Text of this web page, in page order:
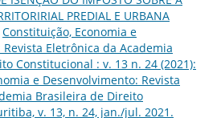
PREDIAL E URBANA
Constituição, Economia e
Eletrônica da Academia
Constitucional : v. 13 n. 24 (2021):
e Desenvolvimento: Revista
Brasileira de Direito
v. 13, n. 24, jan./jul. 2021.